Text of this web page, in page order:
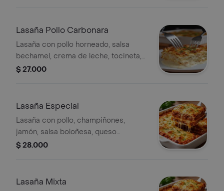
Lasaña Pollo Carbonara
Lasaña con pollo horneado, salsa
bechamel, crema de leche, tocineta,
queso parmesano y pan.
$ 27.000
Lasaña Especial
Lasaña con pollo, champiñones,
jamón, salsa boloñesa, queso
mozzarella y pan.
$ 28.000
Lasaña Mixta